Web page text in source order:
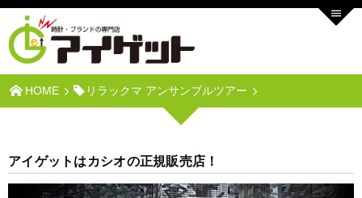
HOME リラックマ アンサンブルツアー
アイゲットはカシオの正規販売店！